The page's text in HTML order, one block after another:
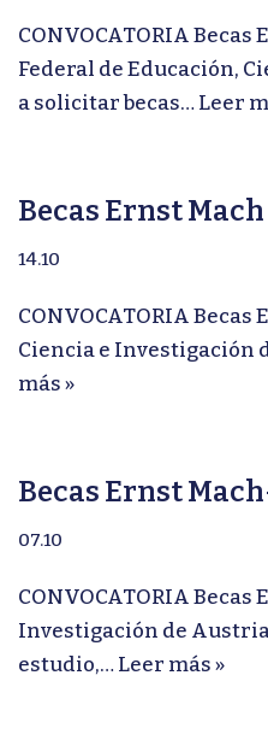
CONVOCATORIA
Federal de Educación,
a solicitar becas… Leer
Becas Ernst
14.10
CONVOCATORIA
Ciencia e Investigación
más »
Becas Ernst
07.10
CONVOCATORIA
Investigación de Austria
estudio,… Leer más »